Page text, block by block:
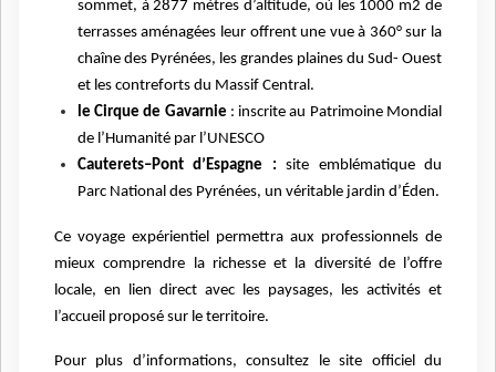
sommet, à 2877 mètres d’altitude, où les 1000 m2 de
terrasses aménagées leur offrent une vue à 360° sur la
chaîne des Pyrénées, les grandes plaines du Sud- Ouest
et les contreforts du Massif Central.
le Cirque de Gavarnie : inscrite au Patrimoine Mondial
de l’Humanité par l’UNESCO
Cauterets–Pont d’Espagne : site emblématique du
Parc National des Pyrénées, un véritable jardin d’Éden.
Ce voyage expérientiel permettra aux professionnels de
mieux comprendre la richesse et la diversité de l’offre
locale, en lien direct avec les paysages, les activités et
l’accueil proposé sur le territoire.
Pour plus d’informations, consultez le site officiel du